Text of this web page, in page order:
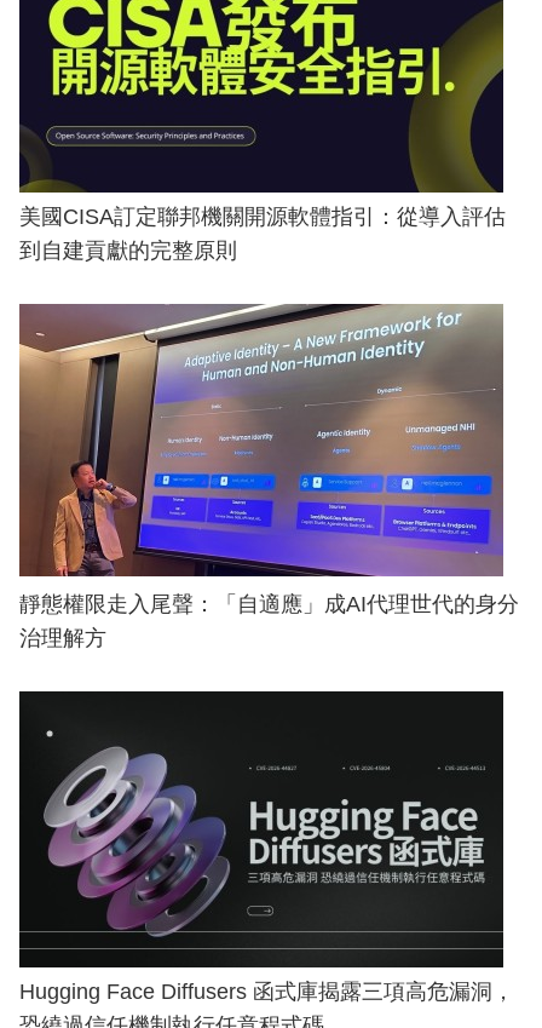
美國CISA訂定聯邦機關開源軟體指引：從導入評估
到自建貢獻的完整原則
靜態權限走入尾聲：「自適應」成AI代理世代的身分
治理解方
Hugging Face Diffusers 函式庫揭露三項高危漏洞，